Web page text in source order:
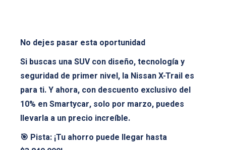
No dejes pasar esta oportunidad
Si buscas una SUV con diseño, tecnología y
seguridad de primer nivel, la Nissan X-Trail es
para ti. Y ahora, con descuento exclusivo del
10% en Smartycar, solo por marzo, puedes
llevarla a un precio increíble.
🎯 Pista: ¡Tu ahorro puede llegar hasta